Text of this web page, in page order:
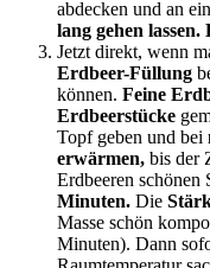
abdecken und an
lang gehen
Jetzt direkt, wenn
Erdbeer-Füllung
können. Feine
Erdbeerstücke
Topf geben und bei
erwärmen, bis der
Erdbeeren schönen
Minuten. Die
Masse schön
Minuten). Dann